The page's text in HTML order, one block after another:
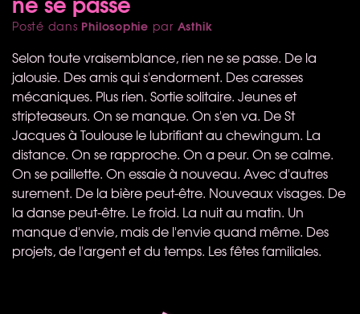
Posté dans Philosophie par Asthik
Selon toute vraisemblance, rien ne se passe. De la
jalousie. Des amis qui s'endorment. Des caresses
mécaniques. Plus rien. Sortie solitaire. Jeunes et
stripteaseurs. On se manque. On s'en va. De St
Jacques à Toulouse le lubrifiant au chewingum. La
distance. On se rapproche. On a peur. On se calme.
On se paillette. On essaie à nouveau. Avec d'autres
surement. De la bière peut-être. Nouveaux visages. De
la danse peut-être. Le froid. La nuit au matin. Un
manque d'envie, mais de l'envie quand même. Des
projets, de l'argent et du temps. Les fêtes familiales.